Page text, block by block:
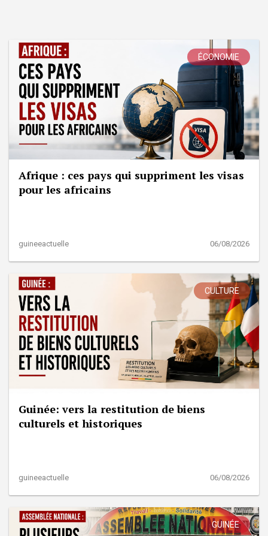
ÉCONOMIE
Afrique : ces pays qui suppriment les visas
pour les africains
guineeactuelle 06/08/2026
CULTURE
Guinée: vers la restitution de biens
culturels et historiques
guineeactuelle 06/08/2026
GUINÉE